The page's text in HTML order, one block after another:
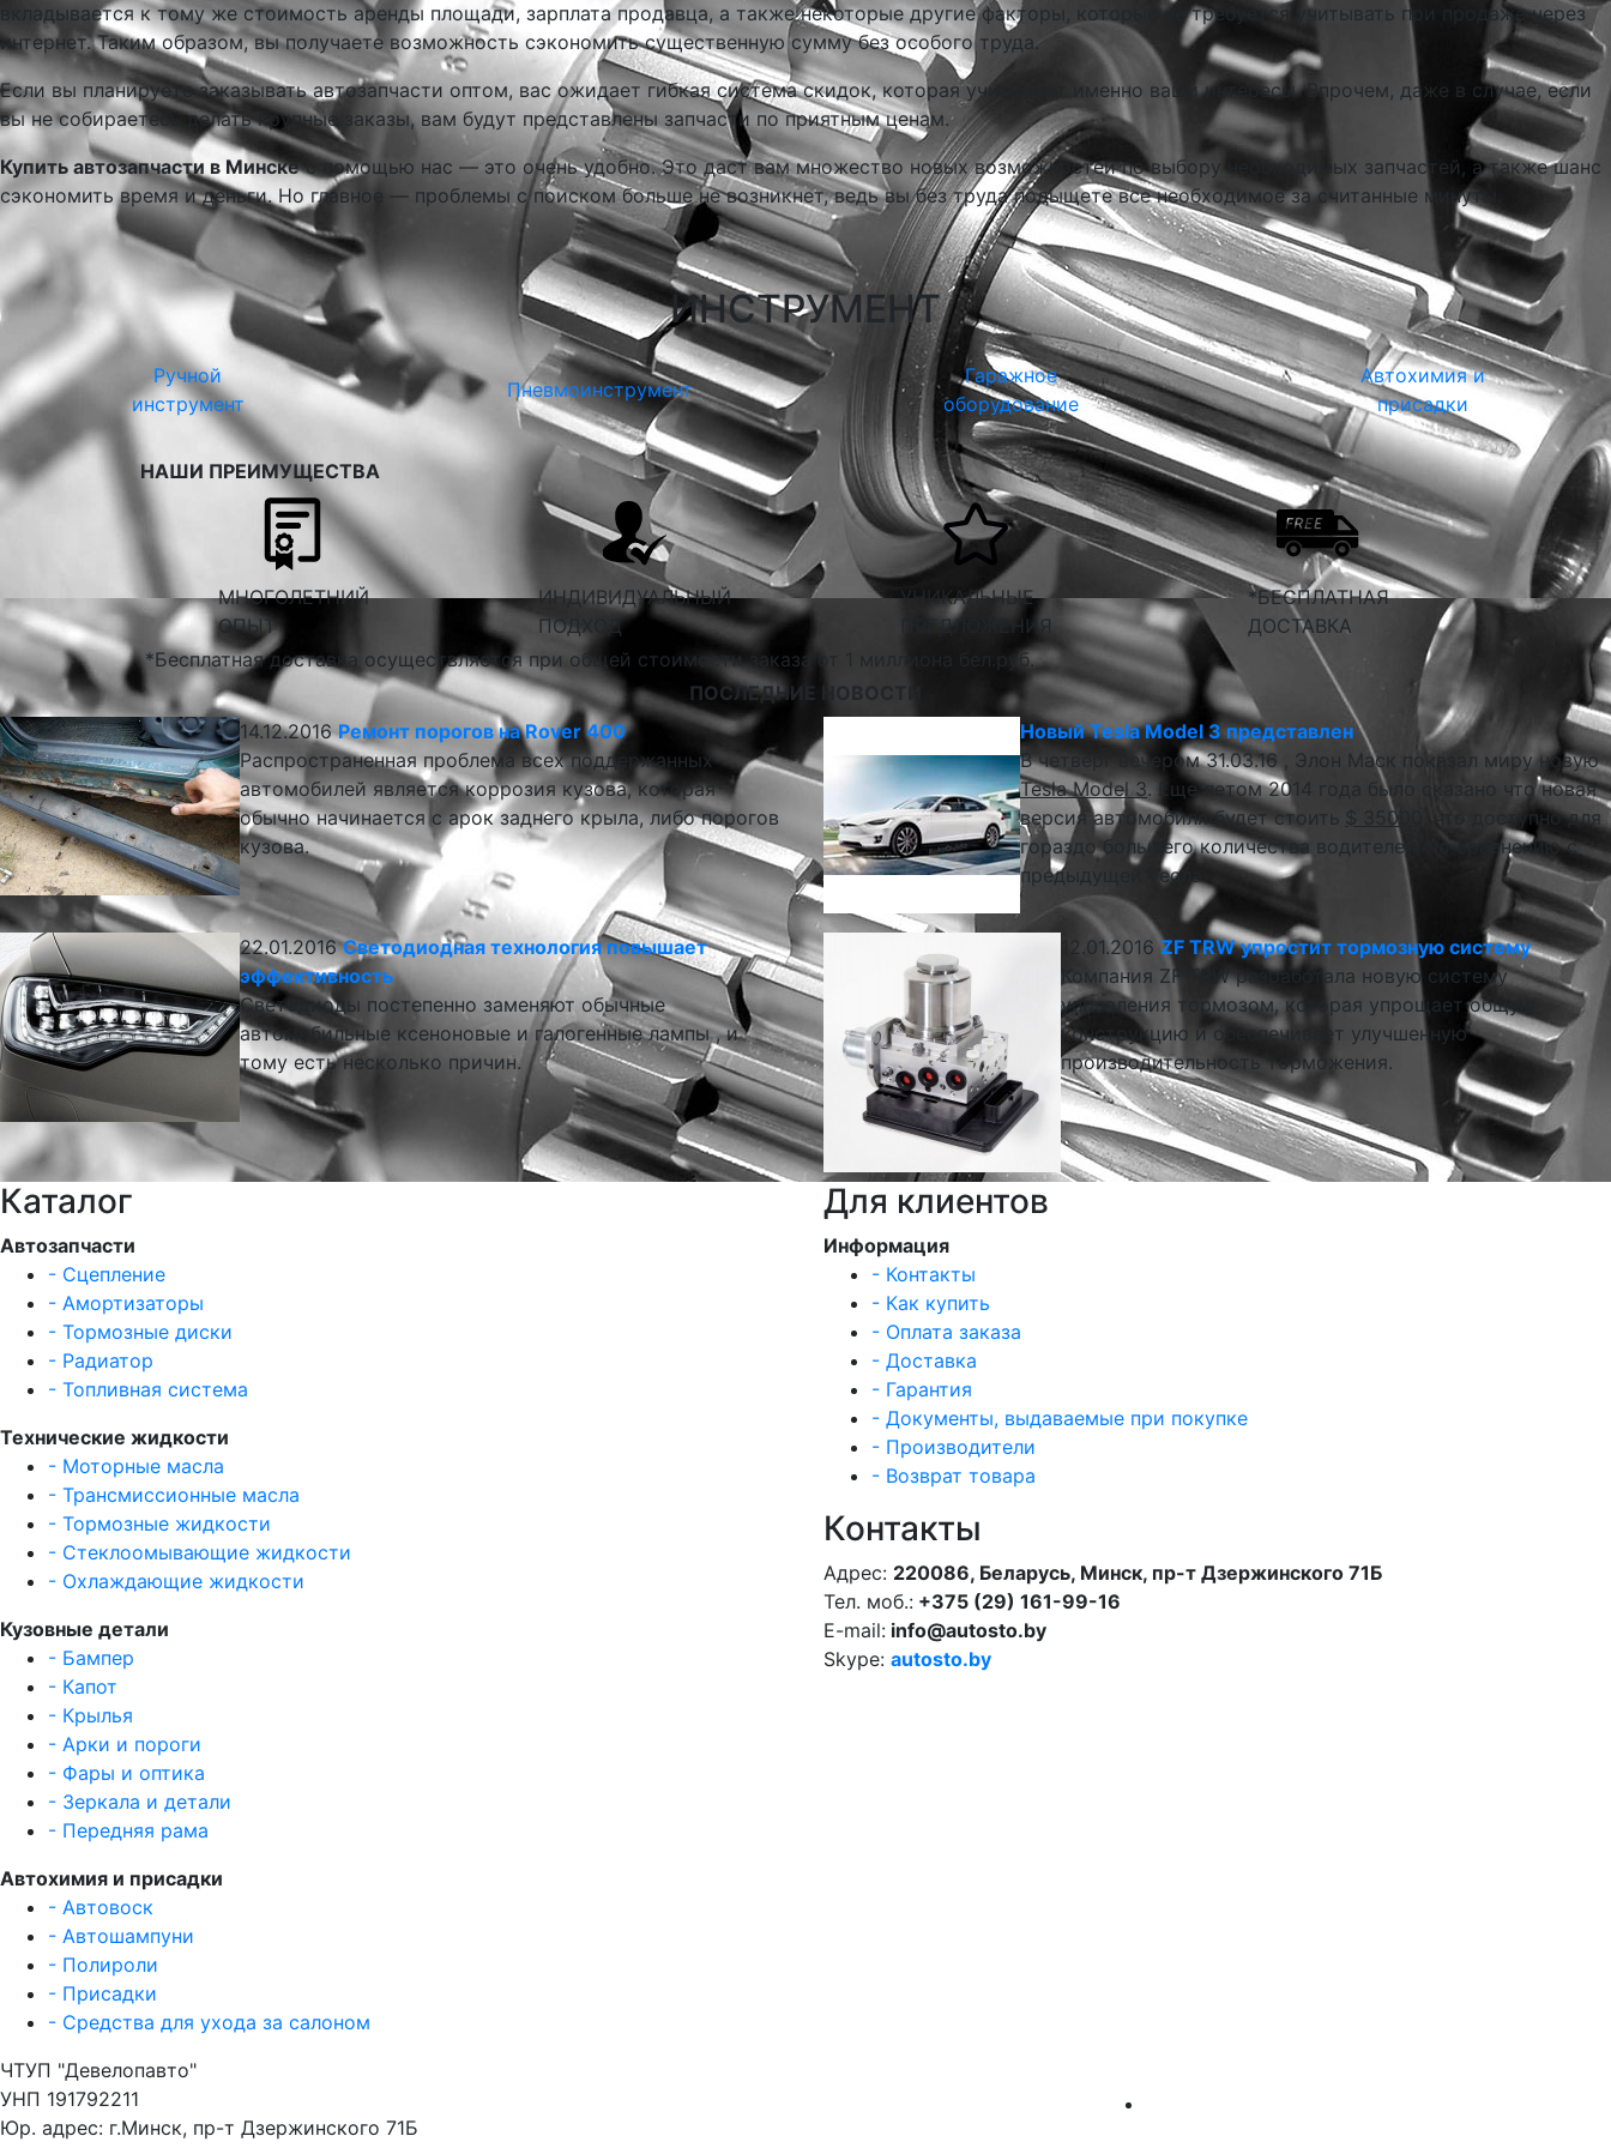
вкладывается к тому же стоимость аренды площади, зарплата продавца, а также некоторые другие факторы, которые не требуется учитывать при продаже через
интернет. Таким образом, вы получаете возможность сэкономить существенную сумму без особого труда.
Если вы планируете заказывать автозапчасти оптом, вас ожидает гибкая система скидок, которая учитывает именно ваши интересы. Впрочем, даже в случае, если
вы не собираетесь делать крупные заказы, вам будут представлены запчасти по приятным ценам.
Купить автозапчасти в Минскес помощью нас — это очень удобно. Это даст вам множество новых возможностей по выбору необходимых запчастей, а также шанс
сэкономить время и деньги. Но главное — проблемы с поиском больше не возникнет, ведь вы без труда подыщете все необходимое за считанные минуты.
ИНСТРУМЕНТ
Ручной
инструмент
Пневмоинструмент
Гаражное
оборудование
Автохимия и
присадки
НАШИ ПРЕИМУЩЕСТВА
МНОГОЛЕТНИЙ
ОПЫТ
ИНДИВИДУАЛЬНЫЙ
ПОДХОД
УНИКАЛЬНЫЕ
ПРЕДЛОЖЕНИЯ
*БЕСПЛАТНАЯ
ДОСТАВКА
*Бесплатная доставка осуществляется при общей стоимости заказа от 1 миллиона бел.руб.
ПОСЛЕДНИЕ НОВОСТИ
14.12.2016 Ремонт порогов на Rover 400
Распространенная проблема всех поддержанных
автомобилей является коррозия кузова, которая
обычно начинается с арок заднего крыла, либо порогов
кузова.
Новый Tesla Model 3 представлен
В четверг вечером 31.03.16 , Элон Маск показал миру новую
Tesla Model 3. Еще летом 2014 года было сказано что новая
версия автомобиля будет стоить $ 35000
, что доступно для
гораздо большего количества водителей, по сравнению с
предыдущей тесла.
22.01.2016 Светодиодная технология повышает
эффективность
Светодиоды постепенно заменяют обычные
автомобильные ксеноновые и галогенные лампы , и
тому есть несколько причин.
12.01.2016 ZF TRW упростит тормозную систему
Компания ZF TRW разработала новую систему
управления тормозом, которая упрощает общую
конструкцию и обеспечивает улучшенную
производительность торможения.
Каталог
Автозапчасти
- Сцепление
- Амортизаторы
- Тормозные диски
- Радиатор
- Топливная система
Технические жидкости
- Моторные масла
- Трансмиссионные масла
- Тормозные жидкости
- Стеклоомывающие жидкости
- Охлаждающие жидкости
Кузовные детали
- Бампер
- Капот
- Крылья
- Арки и пороги
- Фары и оптика
- Зеркала и детали
- Передняя рама
Автохимия и присадки
- Автовоск
- Автошампуни
- Полироли
- Присадки
- Средства для ухода за салоном
Для клиентов
Информация
- Контакты
- Как купить
- Оплата заказа
- Доставка
- Гарантия
- Документы, выдаваемые при покупке
- Производители
- Возврат товара
Контакты
Адрес: 220086, Беларусь, Минск, пр-т Дзержинского 71Б
Тел. моб.: +375 (29) 161-99-16
E-mail: info@autosto.by
Skype: autosto.by
ЧТУП "Девелопавто"
УНП 191792211
Юр. адрес: г.Минск, пр-т Дзержинского 71Б